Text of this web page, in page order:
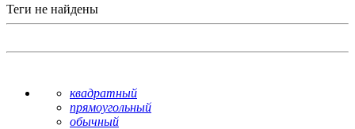
Теги не найдены
квадратный
прямоугольный
обычный